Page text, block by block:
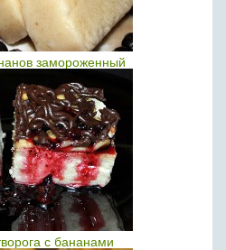
замороженный
с бананами